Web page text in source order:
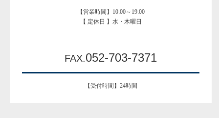
【営業時間】10:00～19:00
【 定休日 】水・木曜日
FAX.052-703-7371
【受付時間】24時間